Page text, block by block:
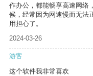
作办公，都能畅享高速网络
候，经常因为网速慢而无法
用担心了。
2024-03-26
游客
这个软件我非常喜欢